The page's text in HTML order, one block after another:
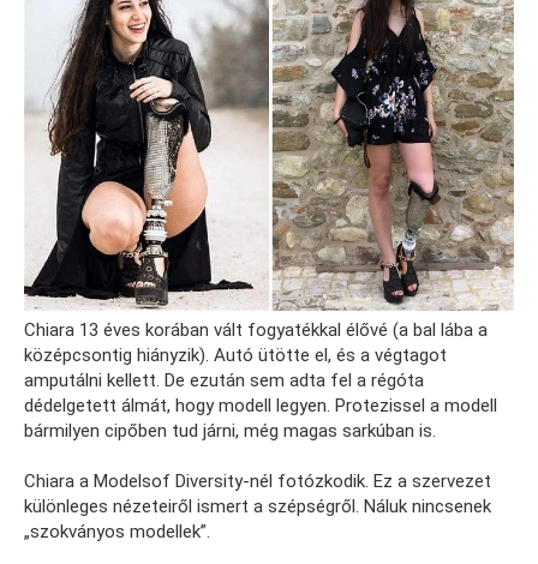
Chiara 13 éves korában vált fogyatékkal élővé (a bal lába a
középcsontig hiányzik). Autó ütötte el, és a végtagot
amputálni kellett. De ezután sem adta fel a régóta
dédelgetett álmát, hogy modell legyen. Protezissel a modell
bármilyen cipőben tud járni, még magas sarkúban is.
Chiara a Modelsof Diversity-nél fotózkodik. Ez a szervezet
különleges nézeteiről ismert a szépségről. Náluk nincsenek
„szokványos modellek”.